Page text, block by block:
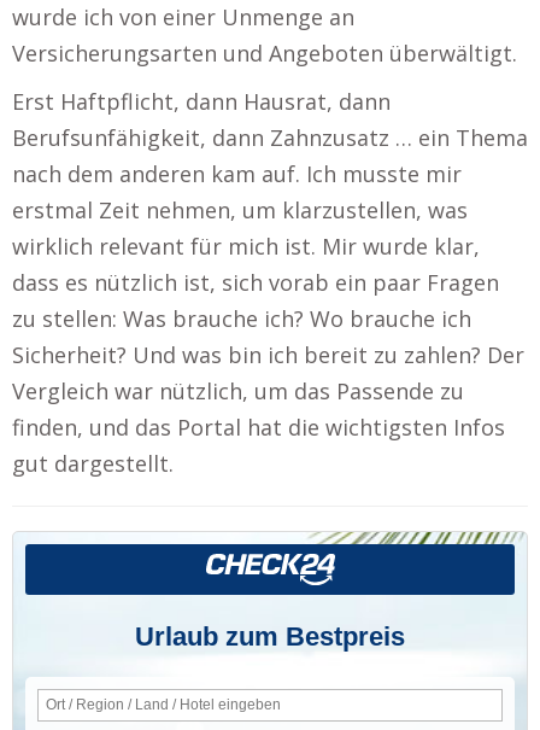
wurde ich von einer Unmenge an
Versicherungsarten und Angeboten überwältigt.
Erst Haftpflicht, dann Hausrat, dann
Berufsunfähigkeit, dann Zahnzusatz … ein Thema
nach dem anderen kam auf. Ich musste mir
erstmal Zeit nehmen, um klarzustellen, was
wirklich relevant für mich ist. Mir wurde klar,
dass es nützlich ist, sich vorab ein paar Fragen
zu stellen: Was brauche ich? Wo brauche ich
Sicherheit? Und was bin ich bereit zu zahlen? Der
Vergleich war nützlich, um das Passende zu
finden, und das Portal hat die wichtigsten Infos
gut dargestellt.
Urlaub zum Bestpreis